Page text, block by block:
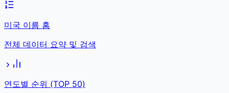
미국 이름 홈
전체 데이터 요약 및 검색
연도별 순위 (TOP 50)